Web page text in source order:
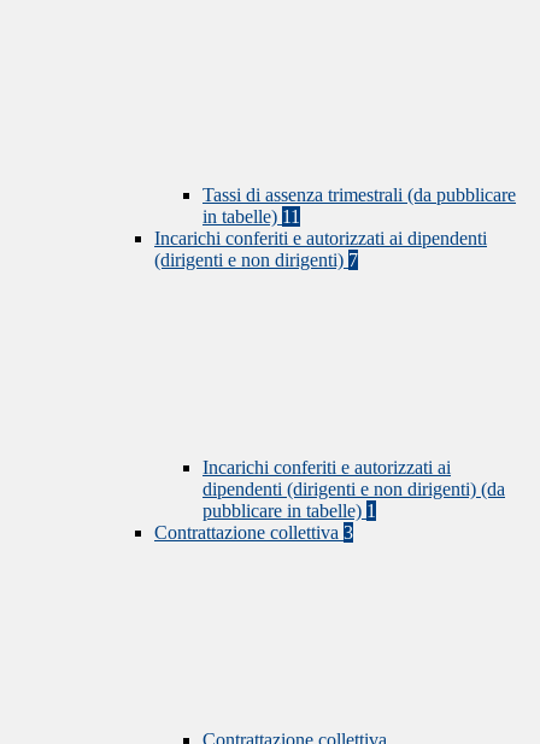
Tassi di assenza trimestrali (da pubblicare
in tabelle) 11
Incarichi conferiti e autorizzati ai dipendenti
(dirigenti e non dirigenti) 7
Incarichi conferiti e autorizzati ai
dipendenti (dirigenti e non dirigenti) (da
pubblicare in tabelle) 1
Contrattazione collettiva 3